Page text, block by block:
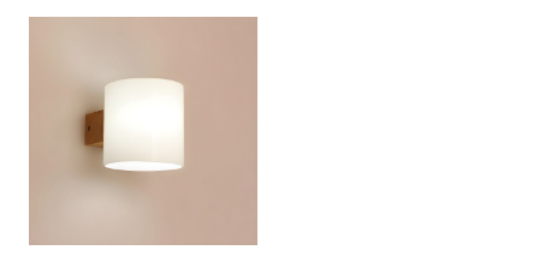
Acrylschirm - 110V-120V